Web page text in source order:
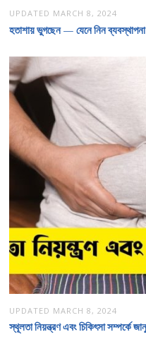
UPDATED MARCH 8, 2024
হতাশায় ভুগছেন — যেনে নিন
UPDATED MARCH 8, 2024
স্থূলতা নিয়ন্ত্রণ এবং চিকিৎসা সম্পর্কে